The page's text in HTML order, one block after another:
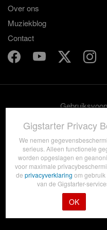
Over ons
Muziekblog
Contact
© 2012-2026
Gigstarter Privacy
We nemen
serieus. Alleen functionele
worden opgeslagen en
voor maximale
de privacyverklaring om gebruik
van de Gigstarter-
OK